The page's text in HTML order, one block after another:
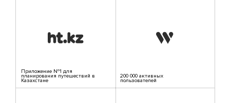
Приложение №1 для
планирования путешествий в
Казахстане
200 000 активных
пользователей